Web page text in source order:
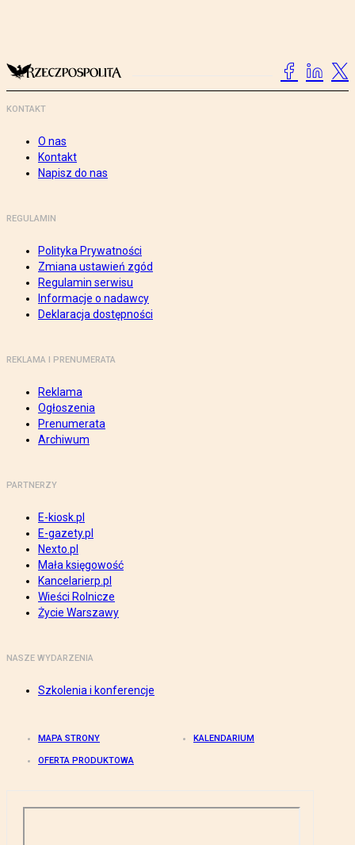
KONTAKT
O nas
Kontakt
Napisz do nas
REGULAMIN
Polityka Prywatności
Zmiana ustawień zgód
Regulamin serwisu
Informacje o nadawcy
Deklaracja dostępności
REKLAMA I PRENUMERATA
Reklama
Ogłoszenia
Prenumerata
Archiwum
PARTNERZY
E-kiosk.pl
E-gazety.pl
Nexto.pl
Mała księgowość
Kancelarierp.pl
Wieści Rolnicze
Życie Warszawy
NASZE WYDARZENIA
Szkolenia i konferencje
MAPA STRONY KALENDARIUM
OFERTA PRODUKTOWA